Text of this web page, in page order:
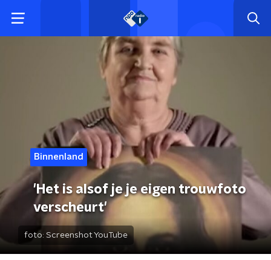
Binnenland
'Het is alsof je je eigen trouwfoto
verscheurt'
foto: Screenshot YouTube